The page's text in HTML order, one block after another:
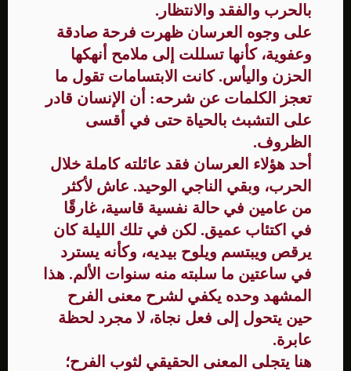
بالحرب والفقد والانتظار.
على وجوه العرسان ظهرت فرحة صادقة
وعفوية، كأنها تسللت إلى ملامح أنهكها
الحزن واليأس. كانت الابتسامات تقول ما
تعجز الكلمات عن شرحه: أن الإنسان قادر
على التشبث بالحياة حتى في أقسى
الظروف.
أحد هؤلاء العرسان فقد عائلته كاملة خلال
الحرب، وبقي الناجي الوحيد. عاش لأكثر
من عامين في حالة نفسية قاسية، غارقًا
في اكتئاب عميق. لكن في تلك الليلة كان
يرقص ويبتسم ويلوح بيديه، وكأنه يسترد
في ساعتين ما سلبته منه سنوات الألم. هذا
المشهد وحده يكفي لشرح معنى الفرح
حين يتحول إلى فعل نجاة، لا مجرد لحظة
عابرة.
هنا يتجلى المعنى الحقيقي لثوب الفرح؛